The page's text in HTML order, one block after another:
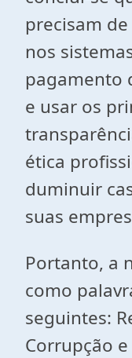
precisam
nos
pagamento
e usar os
ética
duminuir
suas
Portanto, a
como
seguintes:
Corrupção